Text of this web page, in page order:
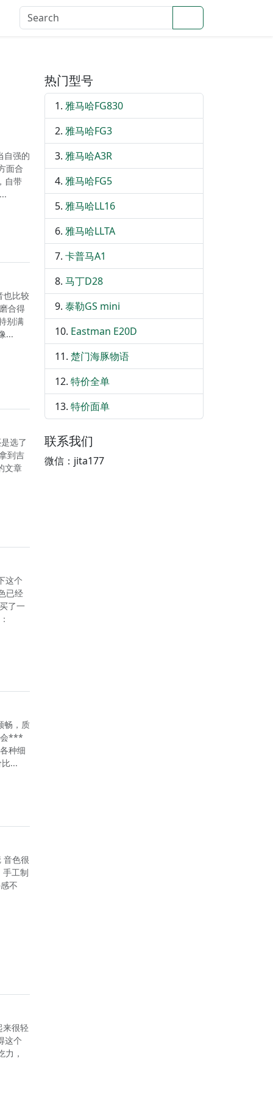
自强的
面合
自带
也比较
合得
别满
...
选了
到吉
文章
这个
已经
了一
畅，质
会***
种细
...
音色很
工制
不
很轻
这个
，
热门型号
雅马哈FG830
雅马哈FG3
雅马哈A3R
雅马哈FG5
雅马哈LL16
雅马哈LLTA
卡普马A1
马丁D28
泰勒GS mini
Eastman E20D
楚门海豚物语
特价全单
特价面单
联系我们
微信：jita177